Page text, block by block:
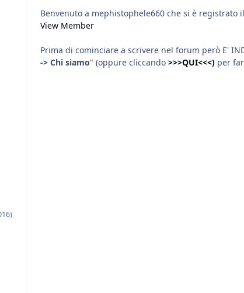
Benvenuto a mephistophele660 che si è registrato
View Member
Prima di cominciare a scrivere nel forum però E'
-> Chi siamo" (oppure cliccando >>>QUI<<<) per